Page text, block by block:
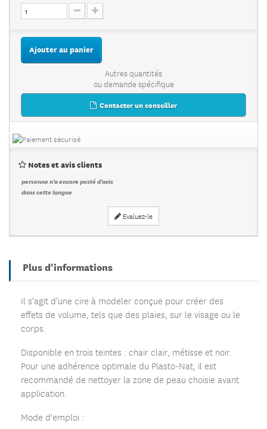
Ajouter au panier
Autres quantités
ou demande spécifique
Contacter un conseiller
Notes et avis clients
personne n'a encore posté d'avis
dans cette langue
Evaluez-le
Plus d'informations
Il s'agit d'une cire à modeler conçue pour créer des
effets de volume, tels que des plaies, sur le visage ou le
corps.
Disponible en trois teintes : chair clair, métisse et noir.
Pour une adhérence optimale du Plasto-Nat, il est
recommandé de nettoyer la zone de peau choisie avant
application.
Mode d'emploi :